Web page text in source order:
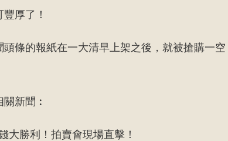
厚了！
條的報紙在一大清早上架之後，就被搶購一
新聞︰
大勝利！拍賣會現場直擊！